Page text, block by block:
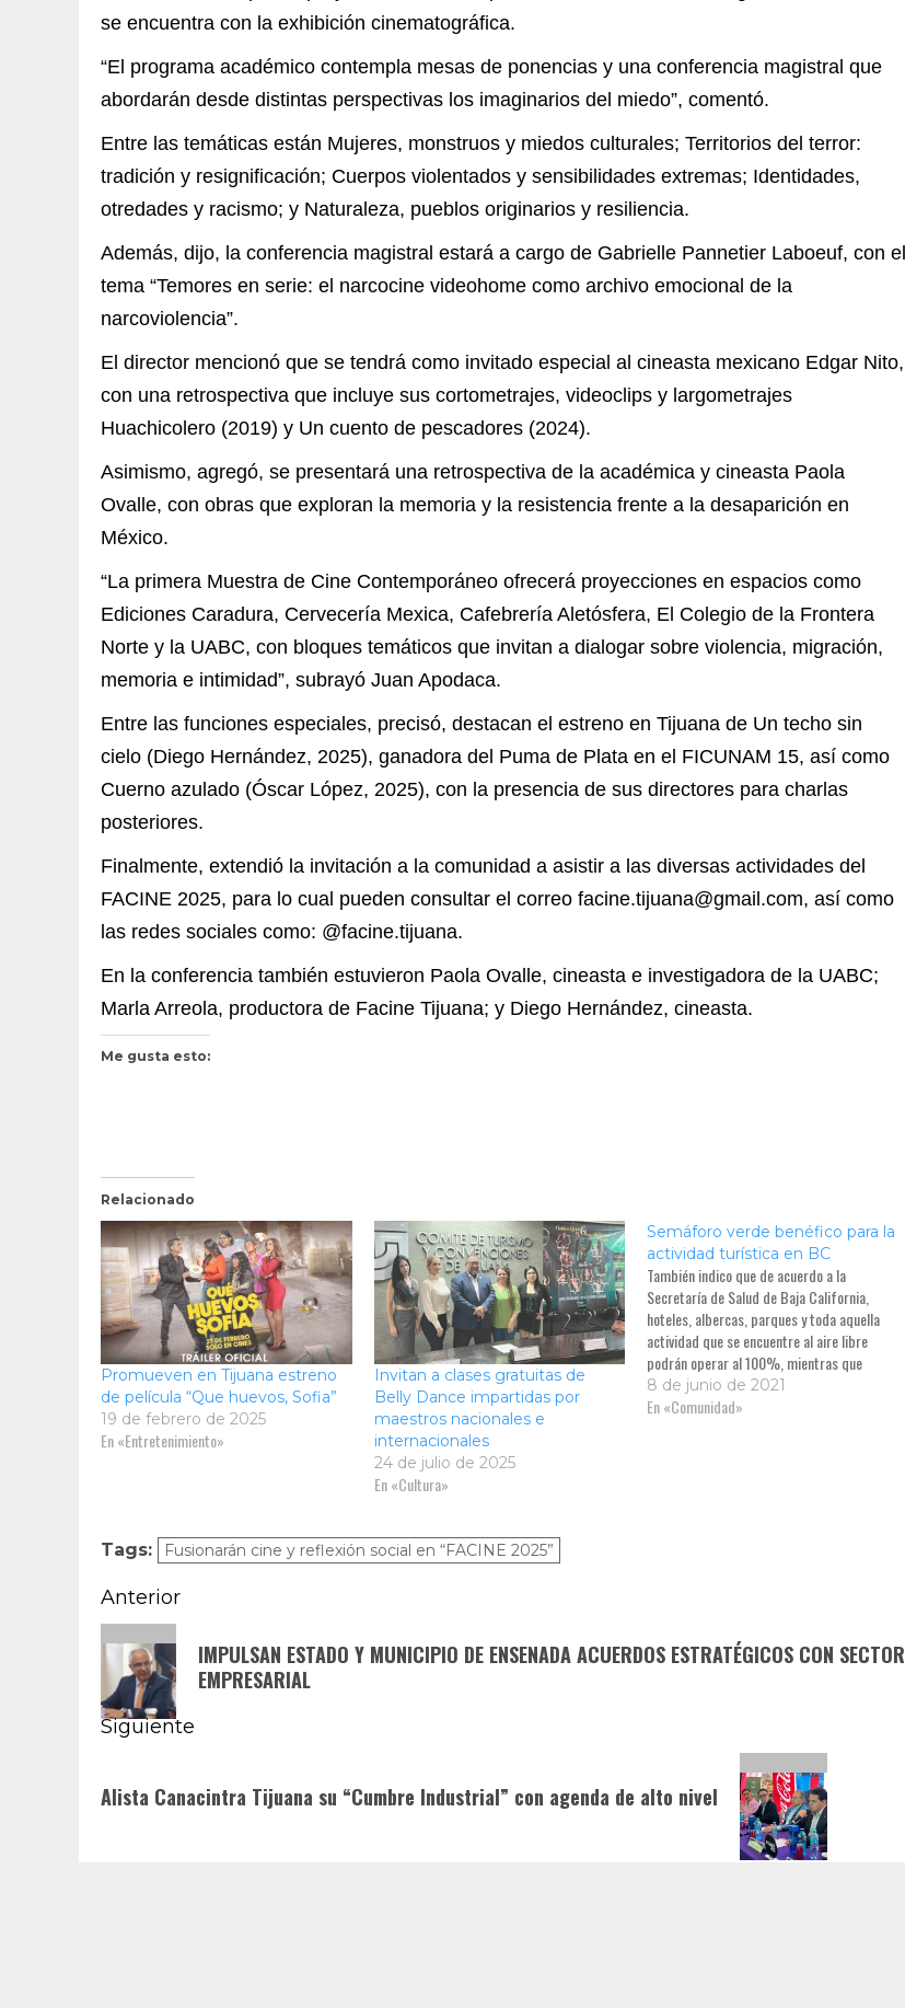
se encuentra con la exhibición cinematográfica.
“El programa académico contempla mesas de ponencias y una conferencia magistral que
abordarán desde distintas perspectivas los imaginarios del miedo”, comentó.
Entre las temáticas están Mujeres, monstruos y miedos culturales; Territorios del terror:
tradición y resignificación; Cuerpos violentados y sensibilidades extremas; Identidades,
otredades y racismo; y Naturaleza, pueblos originarios y resiliencia.
Además, dijo, la conferencia magistral estará a cargo de Gabrielle Pannetier Laboeuf, con el
tema “Temores en serie: el narcocine videohome como archivo emocional de la
narcoviolencia”.
El director mencionó que se tendrá como invitado especial al cineasta mexicano Edgar Nito,
con una retrospectiva que incluye sus cortometrajes, videoclips y largometrajes
Huachicolero (2019) y Un cuento de pescadores (2024).
Asimismo, agregó, se presentará una retrospectiva de la académica y cineasta Paola
Ovalle, con obras que exploran la memoria y la resistencia frente a la desaparición en
México.
“La primera Muestra de Cine Contemporáneo ofrecerá proyecciones en espacios como
Ediciones Caradura, Cervecería Mexica, Cafebrería Aletósfera, El Colegio de la Frontera
Norte y la UABC, con bloques temáticos que invitan a dialogar sobre violencia, migración,
memoria e intimidad”, subrayó Juan Apodaca.
Entre las funciones especiales, precisó, destacan el estreno en Tijuana de Un techo sin
cielo (Diego Hernández, 2025), ganadora del Puma de Plata en el FICUNAM 15, así como
Cuerno azulado (Óscar López, 2025), con la presencia de sus directores para charlas
posteriores.
Finalmente, extendió la invitación a la comunidad a asistir a las diversas actividades del
FACINE 2025, para lo cual pueden consultar el correo facine.tijuana@gmail.com, así como
las redes sociales como: @facine.tijuana.
En la conferencia también estuvieron Paola Ovalle, cineasta e investigadora de la UABC;
Marla Arreola, productora de Facine Tijuana; y Diego Hernández, cineasta.
Me gusta esto:
Relacionado
Promueven en Tijuana estreno
de película “Que huevos, Sofia”
19 de febrero de 2025
En «Entretenimiento»
Invitan a clases gratuitas de
Belly Dance impartidas por
maestros nacionales e
internacionales
24 de julio de 2025
En «Cultura»
Semáforo verde benéfico para la
actividad turística en BC
También indico que de acuerdo a la
Secretaría de Salud de Baja California,
hoteles, albercas, parques y toda aquella
actividad que se encuentre al aire libre
podrán operar al 100%, mientras que
cines, restaurantes, cafés, antros y otros
en lugares encerrados podrán operar al
8 de junio de 2021
En «Comunidad»
Tags: Fusionarán cine y reflexión social en “FACINE 2025”
Navegación
de
entradas
Anterior
Entrada
anterior:
IMPULSAN ESTADO Y MUNICIPIO DE ENSENADA ACUERDOS ESTRATÉGICOS CON SECTOR
EMPRESARIAL
Siguiente
entrada:
Alista Canacintra Tijuana su “Cumbre Industrial” con agenda de alto nivel